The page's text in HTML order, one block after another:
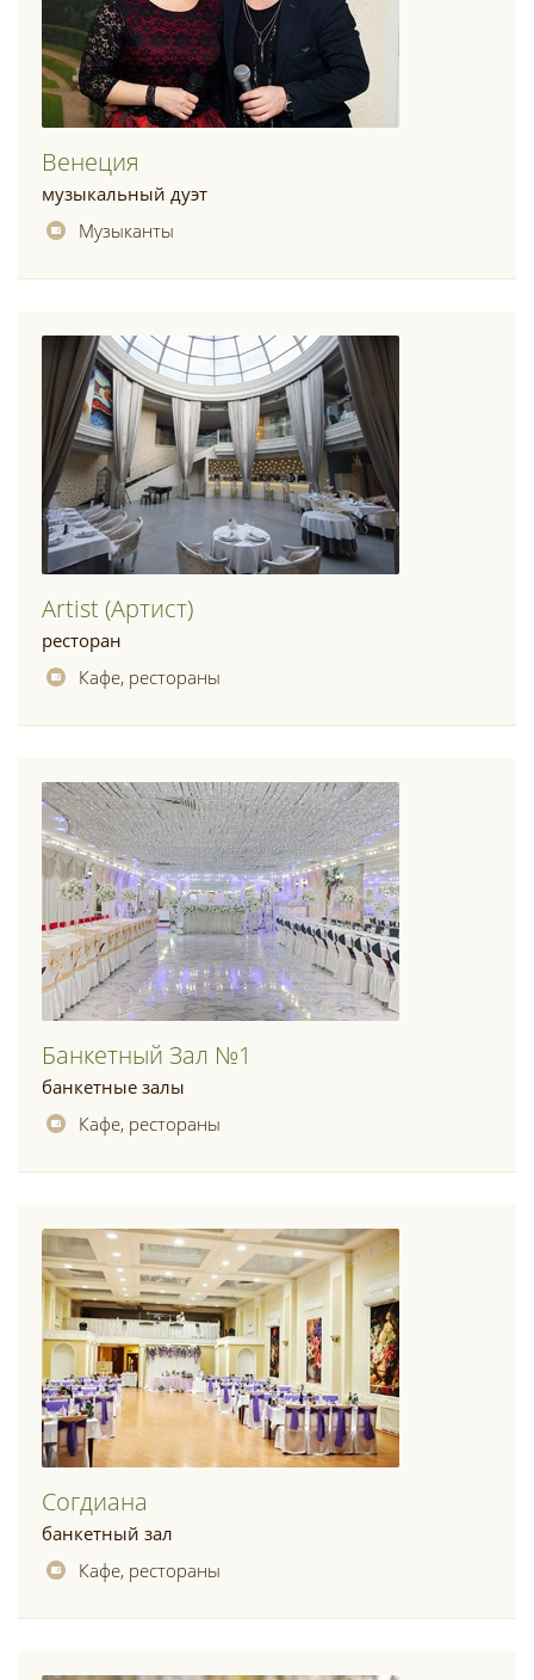
Венеция
музыкальный дуэт
Музыканты
Artist (артист)
ресторан
Кафе, рестораны
Банкетный Зал №1
банкетные залы
Кафе, рестораны
Согдиана
банкетный зал
Кафе, рестораны